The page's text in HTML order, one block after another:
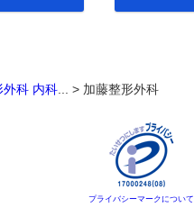
外科 内科... > 加藤整形外科
プライバシーマークについて